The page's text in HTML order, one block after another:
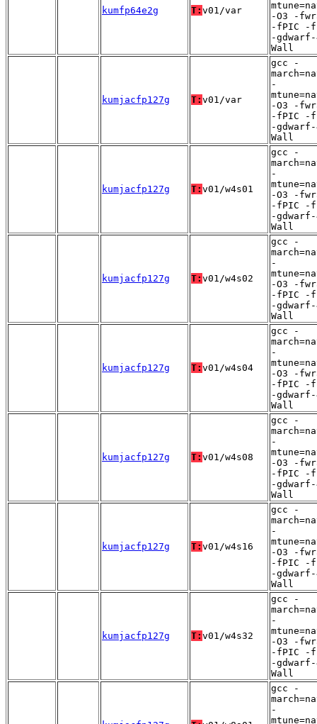
kumfp64e2g T: v01/var
-O3 -
-fPIC -
-
Wall
kumjacfp127g T: v01/var
gcc -
-
-O3 -
-fPIC -
-
Wall
kumjacfp127g T: v01/w4s01
gcc -
-
-O3 -
-fPIC -
-
Wall
kumjacfp127g T: v01/w4s02
gcc -
-
-O3 -
-fPIC -
-
Wall
kumjacfp127g T: v01/w4s04
gcc -
-
-O3 -
-fPIC -
-
Wall
kumjacfp127g T: v01/w4s08
gcc -
-
-O3 -
-fPIC -
-
Wall
kumjacfp127g T: v01/w4s16
gcc -
-
-O3 -
-fPIC -
-
Wall
kumjacfp127g T: v01/w4s32
gcc -
-
-O3 -
-fPIC -
-
Wall
gcc -
-